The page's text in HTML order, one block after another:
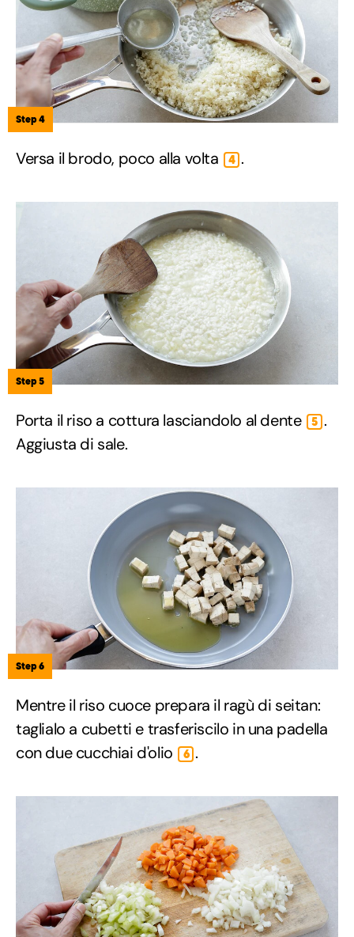
Step 4
Versa il brodo, poco alla volta 4 .
Step 5
Porta il riso a cottura lasciandolo al dente 5 .
Aggiusta di sale.
Step 6
Mentre il riso cuoce prepara il ragù di seitan:
taglialo a cubetti e trasferiscilo in una padella
con due cucchiai d'olio
6 .